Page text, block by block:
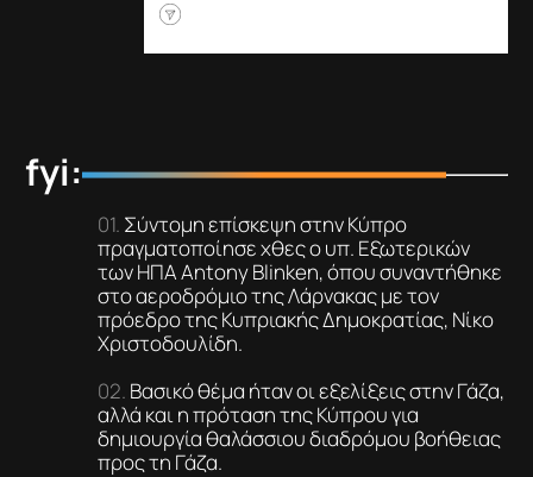
fyi:
Σύντομη επίσκεψη στην Κύπρο
πραγματοποίησε χθες ο υπ. Εξωτερικών
των ΗΠΑ Antony Blinken, όπου συναντήθηκε
στο αεροδρόμιο της Λάρνακας με τον
πρόεδρο της Κυπριακής Δημοκρατίας, Νίκο
Χριστοδουλίδη.
Βασικό θέμα ήταν οι εξελίξεις στην Γάζα,
αλλά και η πρόταση της Κύπρου για
δημιουργία θαλάσσιου διαδρόμου βοήθειας
προς τη Γάζα.